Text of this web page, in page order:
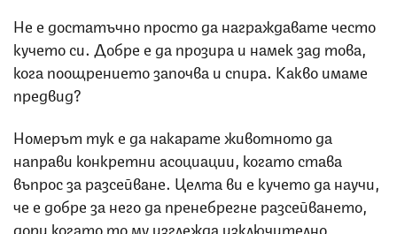
Не е достатъчно просто да награждавате често
кучето си. Добре е да прозира и намек зад това,
кога поощрението започва и спира. Какво имаме
предвид?
Номерът тук е да накарате животното да
направи конкретни асоциации, когато става
въпрос за разсейване. Целта ви е кучето да научи,
че е добре за него да пренебрегне разсейването,
дори когато то му изглежда изключително